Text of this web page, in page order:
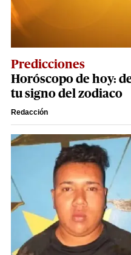
Predicciones
Horóscopo de hoy:
tu signo del zodiaco
Redacción